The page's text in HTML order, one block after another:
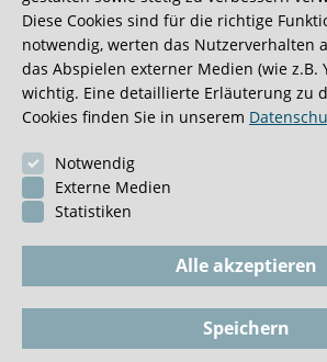
0:40 Minuten
Diese Cookies sind für die richtige
notwendig, werten das Nutzerverhalten
das Abspielen externer Medien (wie z.B.
wichtig. Eine detaillierte Erläuterung zu
Cookies finden Sie in unserem
Notwendig
Externe Medien
Statistiken
Alle akzeptieren
Speichern